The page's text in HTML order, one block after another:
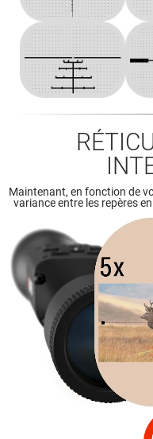
Maintenant, en fonction de
variance entre les repères